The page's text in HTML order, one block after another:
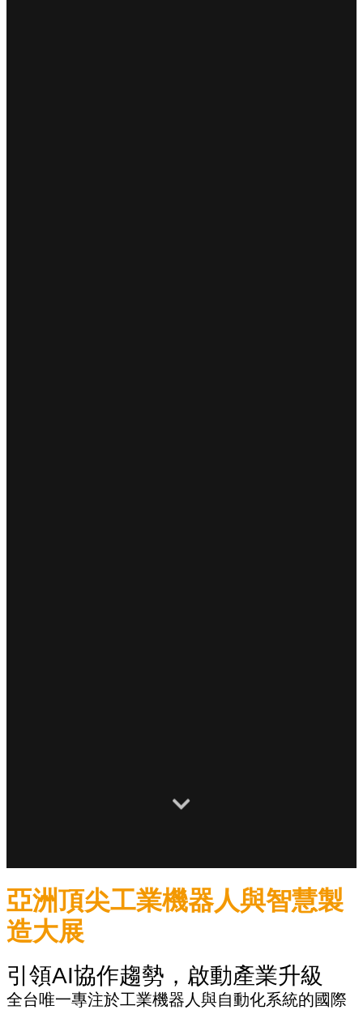
亞洲頂尖工業機器人與智慧製
造大展
引領AI協作趨勢，啟動產業升級
全台唯一專注於工業機器人與自動化系統的國際